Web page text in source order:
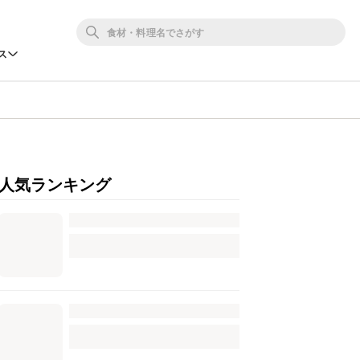
人気ランキング